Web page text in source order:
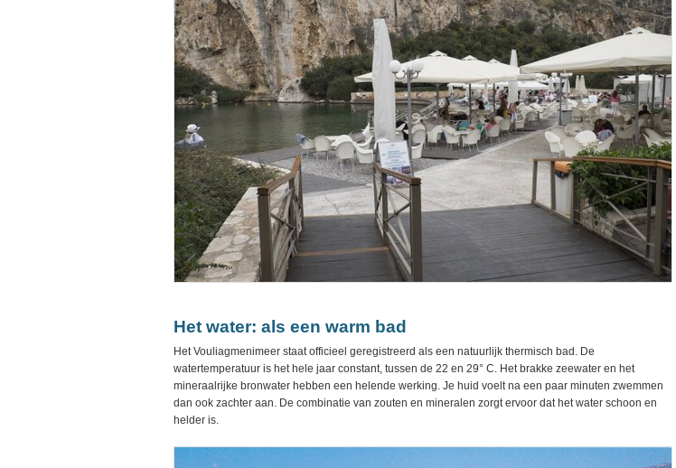
Het water: als een warm bad
Het Vouliagmenimeer staat officieel geregistreerd als een natuurlijk thermisch bad. De
watertemperatuur is het hele jaar constant, tussen de 22 en 29° C. Het brakke zeewater en het
mineraalrijke bronwater hebben een helende werking. Je huid voelt na een paar minuten zwemmen
dan ook zachter aan. De combinatie van zouten en mineralen zorgt ervoor dat het water schoon en
helder is.